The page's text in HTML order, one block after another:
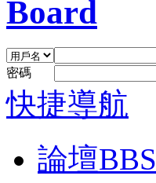
密碼
快捷導航
論壇BBS